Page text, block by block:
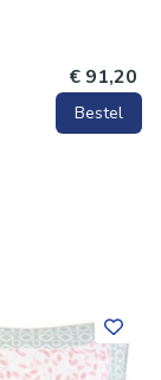
€ 91,20
Bestel